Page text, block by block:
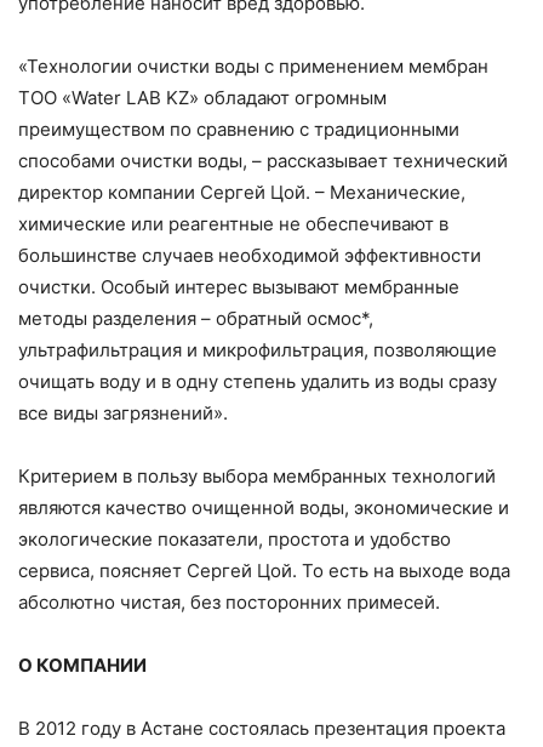
«Технологии очистки воды с применением мембран
ТОО «Water LAB KZ» обладают огромным
преимуществом по сравнению с традиционными
способами очистки воды, – рассказывает технический
директор компании Сергей Цой. – Механические,
химические или реагентные не обеспечивают в
большинстве случаев необходимой эффективности
очистки. Особый интерес вызывают мембранные
методы разделения – обратный осмос*,
ультрафильтрация и микрофильтрация, позволяющие
очищать воду и в одну степень удалить из воды сразу
все виды загрязнений».
Критерием в пользу выбора мембранных технологий
являются качество очищенной воды, экономические и
экологические показатели, простота и удобство
сервиса, поясняет Сергей Цой. То есть на выходе вода
абсолютно чистая, без посторонних примесей.
О КОМПАНИИ
В 2012 году в Астане состоялась презентация проекта